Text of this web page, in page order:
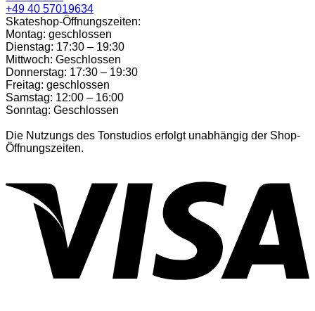
+49 40 57019634
Skateshop-Öffnungszeiten:
Montag: geschlossen
Dienstag: 17:30 – 19:30
Mittwoch: Geschlossen
Donnerstag: 17:30 – 19:30
Freitag: geschlossen
Samstag: 12:00 – 16:00
Sonntag: Geschlossen
Die Nutzungs des Tonstudios erfolgt unabhängig der Shop-
Öffnungszeiten.